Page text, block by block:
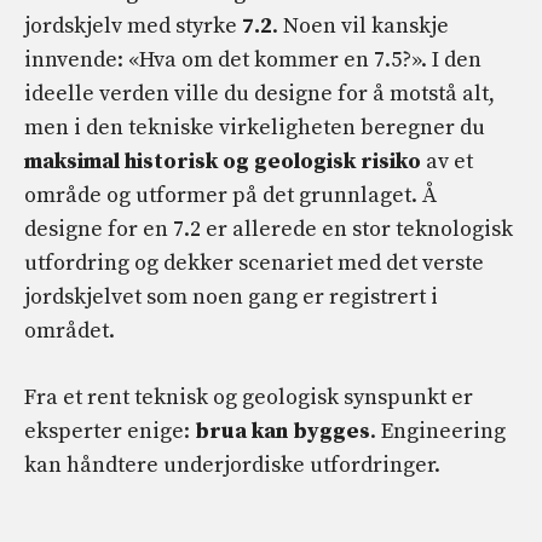
jordskjelv med styrke 7.2. Noen vil kanskje
innvende: «Hva om det kommer en 7.5?». I den
ideelle verden ville du designe for å motstå alt,
men i den tekniske virkeligheten beregner du
maksimal historisk og geologisk risiko av et
område og utformer på det grunnlaget. Å
designe for en 7.2 er allerede en stor teknologisk
utfordring og dekker scenariet med det verste
jordskjelvet som noen gang er registrert i
området.
Fra et rent teknisk og geologisk synspunkt er
eksperter enige: brua kan bygges. Engineering
kan håndtere underjordiske utfordringer.